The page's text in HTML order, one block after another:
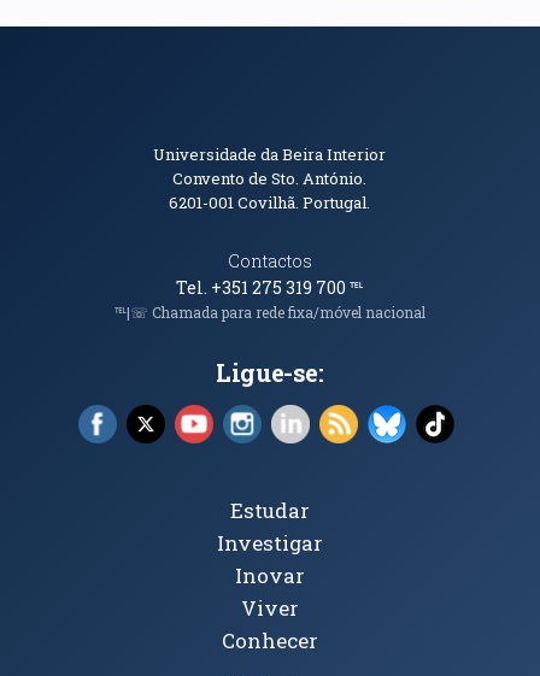
Informações de Contacto
Universidade da Beira Interior
Convento de Sto. António.
6201-001Covilhã. Portugal.
Contactos
Tel. +351 275 319 700℡
℡|☏ Chamada para rede fixa/móvel nacional
Ligue-se:
Facebook (abre em nova janela)
X (abre em nova janela)
YouTube (abre em nova janela)
Instagram (abre em nova janela)
LinkedIn (abre em nova
RSS (abre em nova
Bluesky (abre
TikTok
Tópicos Principais
Estudar
Investigar
Inovar
Viver
Conhecer